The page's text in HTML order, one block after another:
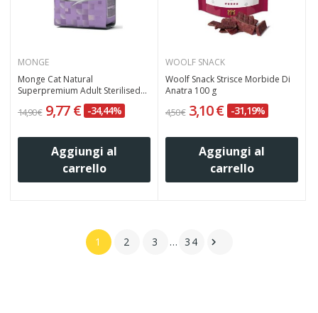
MONGE
Monge Cat Natural
Superpremium Adult Sterilised...
14,90 € 9,77 € -34,44%
Aggiungi al
carrello
WOOLF SNACK
Woolf Snack Strisce Morbide Di
Anatra 100 g
4,50 € 3,10 € -31,19%
Aggiungi al
carrello
1 2 3 … 34 